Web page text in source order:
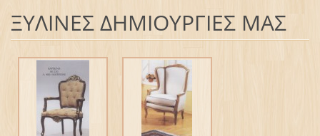
ΞΥΛΙΝΕΣ ΔΗΜΙΟΥΡΓΙΕΣ ΜΑΣ